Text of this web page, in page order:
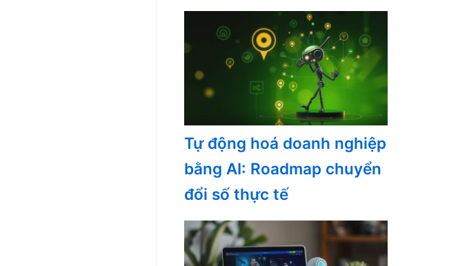
Tự động hoá doanh nghiệp
bằng AI: Roadmap chuyển
đổi số thực tế